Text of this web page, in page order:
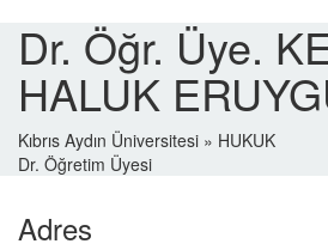
Dr. Öğr. Üye.
HALUK
Kıbrıs Aydın Üniversitesi » HUKUK
Dr. Öğretim Üyesi
Adres